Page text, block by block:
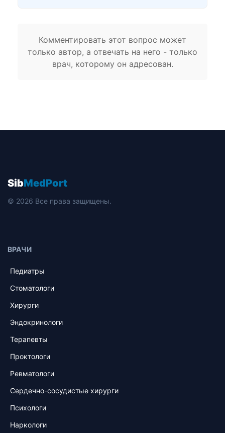
Комментировать этот вопрос может
только автор, а отвечать на него - только
врач, которому он адресован.
SibMedPort
© 2026 Все права защищены.
ВРАЧИ
Педиатры
Стоматологи
Хирурги
Эндокринологи
Терапевты
Проктологи
Ревматологи
Сердечно-сосудистые хирурги
Психологи
Наркологи